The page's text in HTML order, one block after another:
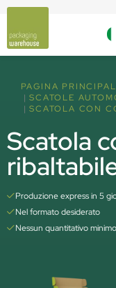
PAGINA
SCATOLE
SCATOLA CON
Scatola
Produzione express in 5
Nel formato desiderato
Nessun quantitativo